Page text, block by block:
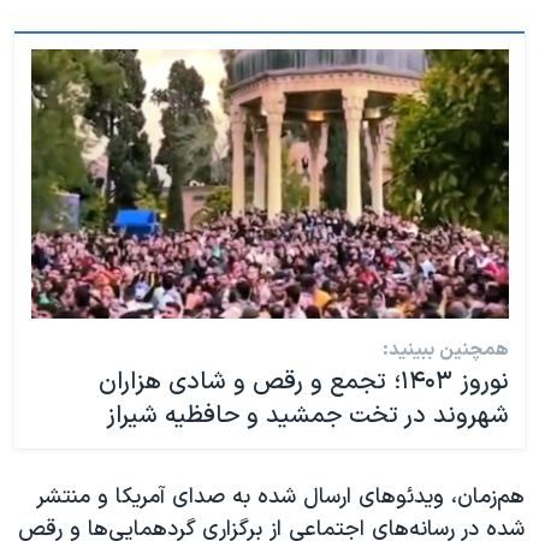
همچنین ببینید:
نوروز ۱۴۰۳؛ تجمع و رقص و شادی هزاران
شهروند در تخت جمشید و حافظیه شیراز
هم‌زمان، ویدئوهای ارسال شده به صدای آمریکا و منتشر
شده در رسانه‌های اجتماعی از برگزاری گردهمایی‌ها و رقص